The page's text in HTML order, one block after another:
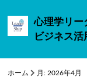
心理学リ
ビジネス活
ホーム 月: 2026年4月